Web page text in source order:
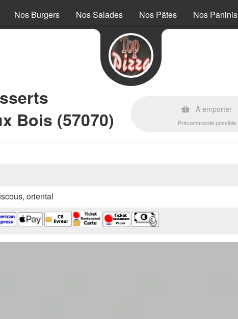
Nos Burgers Nos Salades Nos Pâtes Nos Paninis
Bois (57070)
À emporter
Précommande possible
oriental